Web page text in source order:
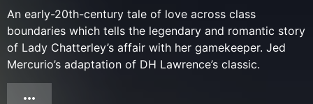
An early-20th-century tale of love across class
boundaries which tells the legendary and romantic story
of Lady Chatterley’s affair with her gamekeeper. Jed
Mercurio’s adaptation of DH Lawrence’s classic.